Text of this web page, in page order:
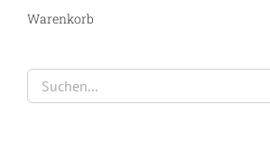
Warenkorb